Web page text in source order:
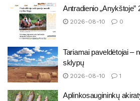
Antradienio „Anykštoje”
2026-08-10 0
Tariamai paveldėtojai –
sklypų
2026-08-10 1
Aplinkosaugininkų